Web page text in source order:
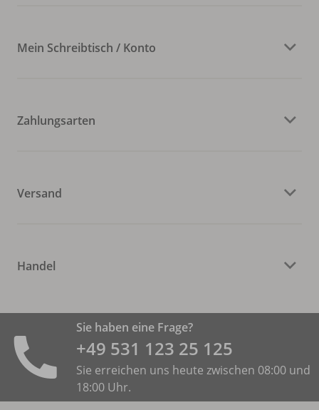
Mein Schreibtisch / Konto
Zahlungsarten
Versand
Handel
Sie haben eine Frage?
+49 531 ­123 25 125
Sie erreichen uns heute zwischen 08:00 und
18:00 Uhr.